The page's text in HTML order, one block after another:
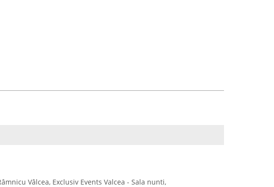
Vâlcea, Exclusiv Events Valcea - Sala nunti,